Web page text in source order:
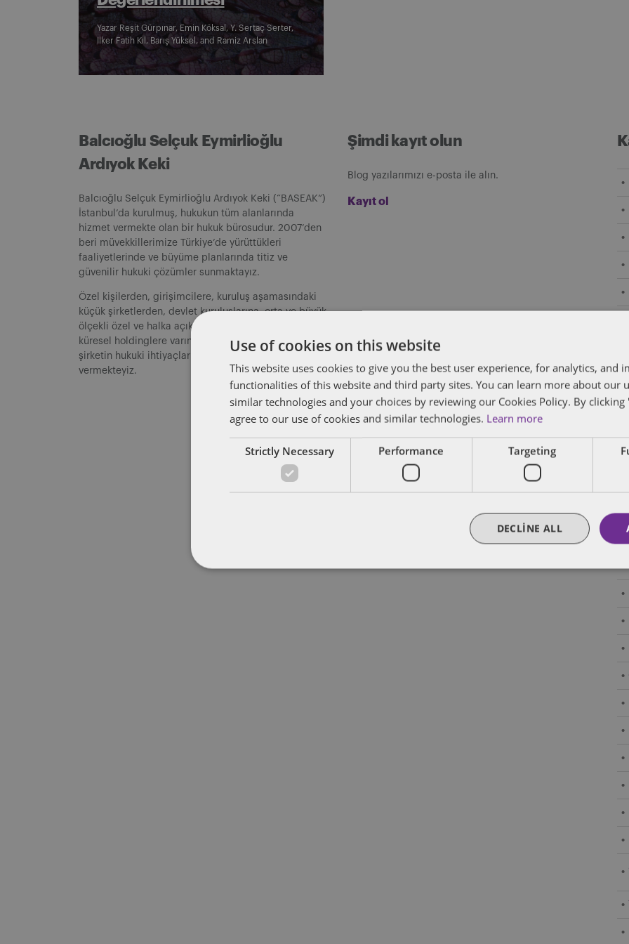
Yazar Reşit Gürpınar, Emin Köksal, Y. Sertaç Serter,
Ilker Fatih Kıl , Barış Yüksel , and Ramiz Arslan
Balcıoğlu Selçuk Eymirlioğlu
Ardıyok Keki
Balcıoğlu Selçuk Eymirlioğlu Ardıyok Keki (“BASEAK”)
İstanbul’da kurulmuş, hukukun tüm alanlarında
hizmet vermekte olan bir hukuk bürosudur. 2007’den
beri müvekkillerimize Türkiye’de yürüttükleri
faaliyetlerinde ve büyüme planlarında titiz ve
güvenilir hukuki çözümler sunmaktayız.
Özel kişilerden, girişimcilere, kuruluş aşamasındaki
küçük şirketlerden, devlet kuruluşlarına, orta ve büyük
ölçekli özel ve halka açık şirketlerden uluslararası ve
küresel holdinglere varıncaya kadar her ölçekten
şirketin hukuki ihtiyaçlarına yönelik hizmet
vermekteyiz.
Şimdi kayıt olun
Blog yazılarımızı e-posta ile alın.
Kayıt ol
Use of cookies on this website
This website uses cookies to give you the best user experience, for analytics, and
functionalities of this website and third party sites. You can learn more about our
similar technologies and your choices by reviewing our Cookies Policy. By clicking
agree to our use of cookies and similar technologies. Learn more
Strictly Necessary Performance Targeting
DECLINE ALL